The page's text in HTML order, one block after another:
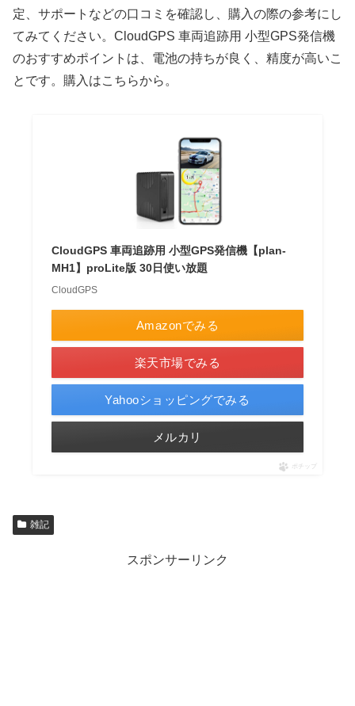
定、サポートなどの口コミを確認し、購入の際の参考にし
てみてください。CloudGPS 車両追跡用 小型GPS発信機
のおすすめポイントは、電池の持ちが良く、精度が高いこ
とです。購入はこちらから。
CloudGPS 車両追跡用 小型GPS発信機【plan-
MH1】proLite版 30日使い放題
CloudGPS
Amazonでみる
楽天市場でみる
Yahooショッピングでみる
メルカリ
ポチップ
雑記
スポンサーリンク